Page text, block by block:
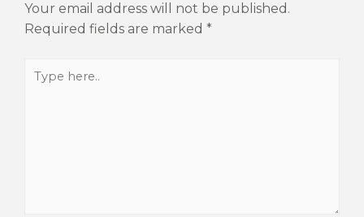
Your email address will not be published.
Required fields are marked *